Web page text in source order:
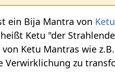
ein Bija Mantra von Ketu
Ketu "der
Ketu Mantras wie
Verwirklichung zu